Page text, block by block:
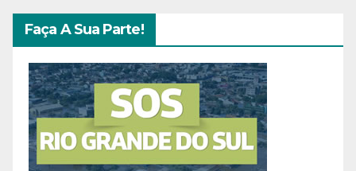
Faça A Sua Parte!